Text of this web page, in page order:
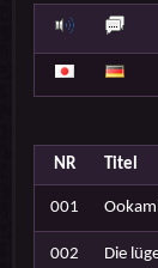
NR Titel
001
002 Die